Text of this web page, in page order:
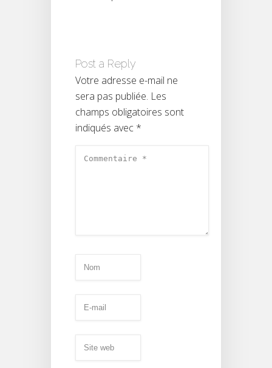
Post a Reply
Votre adresse e-mail ne
sera pas publiée. Les
champs obligatoires sont
indiqués avec *